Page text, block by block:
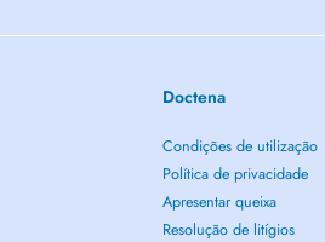
Doctena
Condições de utilização
Política de privacidade
Apresentar queixa
Resolução de litígios